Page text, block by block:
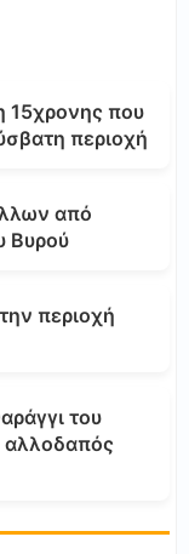
15χρονης που
περιοχή
από
Βυρού
περιοχή
του
αλλοδαπός